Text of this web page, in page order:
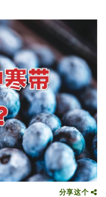
分享这个